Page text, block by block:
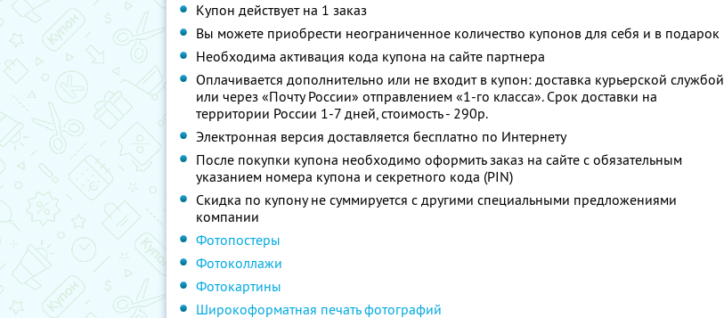
Купон действует на 1 заказ
Вы можете приобрести неограниченное количество купонов для себя и в подарок
Необходима активация кода купона на сайте партнера
Оплачивается дополнительно или не входит в купон: доставка курьерской службой
или через «Почту России» отправлением «1-го класса». Срок доставки на
территории России 1-7 дней, стоимость - 290р.
Электронная версия доставляется бесплатно по Интернету
После покупки купона необходимо оформить заказ на сайте с обязательным
указанием номера купона и секретного кода (PIN)
Скидка по купону не суммируется с другими специальными предложениями
компании
Фотопостеры
Фотоколлажи
Фотокартины
Широкоформатная печать фотографий